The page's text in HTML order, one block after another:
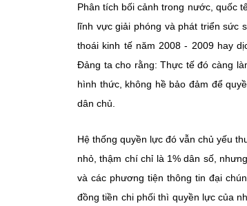
Phân tích bối cảnh trong nước, quốc
lĩnh vực giải phóng và phát triển sức
thoái kinh tế năm 2008 - 2009 hay
Đảng ta cho rằng: Thực tế đó càng
hình thức, không hề bảo đảm để
dân chủ.
Hệ thống quyền lực đó vẫn chủ yếu
nhỏ, thậm chí chỉ là 1% dân số,
và các phương tiện thông tin đại
đồng tiền chi phối thì quyền lực của